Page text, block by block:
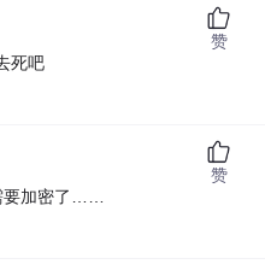
死吧
赞
要加密了……
赞